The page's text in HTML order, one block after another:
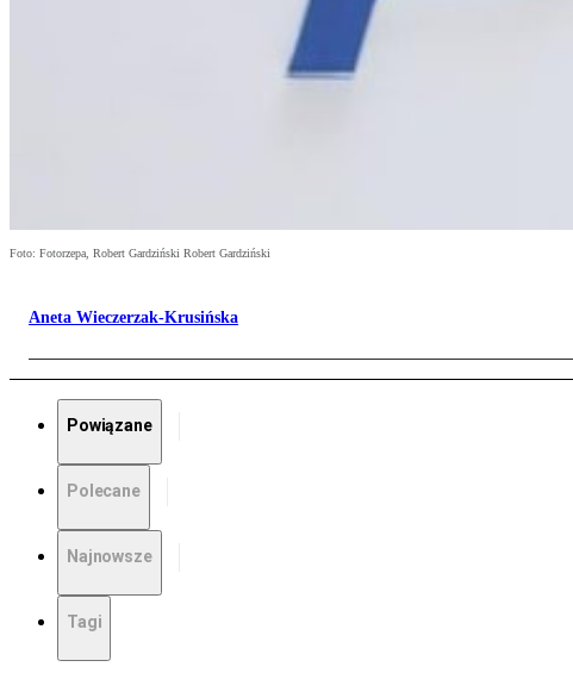
Foto: Fotorzepa, Robert Gardziński Robert Gardziński
Aneta Wieczerzak-Krusińska
Powiązane
Polecane
Najnowsze
Tagi